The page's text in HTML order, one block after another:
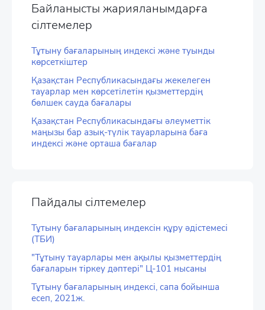
Байланысты жарияланымдарға
сілтемелер
Тұтыну бағаларының индексі және туынды
көрсеткіштер
Қазақстан Республикасындағы жекелеген
тауарлар мен көрсетілетін қызметтердің
бөлшек сауда бағалары
Қазақстан Республикасындағы әлеуметтік
маңызы бар азық-түлік тауарларына баға
индексі және орташа бағалар
Пайдалы сілтемелер
Тұтыну бағаларының индексін құру әдістемесі
(ТБИ)
"Тұтыну тауарлары мен ақылы қызметтердің
бағаларын тіркеу дәптері" Ц-101 нысаны
Тұтыну бағаларының индексі, сапа бойынша
есеп, 2021ж.